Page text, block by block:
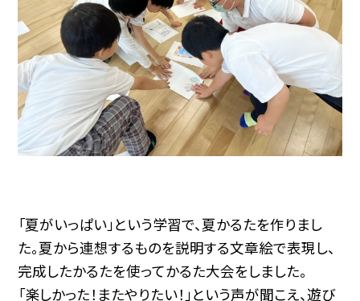
「夏がいっぱい」という学習で、夏かるたを作りまし
た。夏から連想するものを説明する文章絵で表現し、
完成したかるたを使ってかるた大会をしました。
「楽しかった！またやりたい！」という声が聞こえ、遊び